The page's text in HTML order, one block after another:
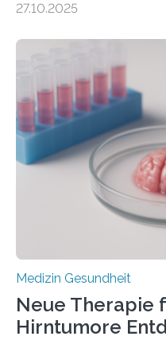
aus dem Deutschen
im Journal Circulation,
der Hypertrophen
kann und wie sich durch
Herzbelastung und des
Rhythmusstörungen
hypertrophe
erblich bedingte
sich die linke
stark kontrahiert…
27.10.2025
Medizin Gesundheit
Neue Therapie
Hirntumore